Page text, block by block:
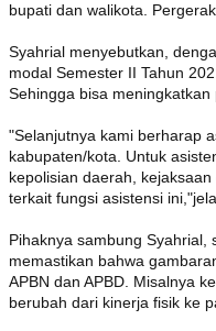
bupati dan walikota.
Syahrial menyebutkan,
modal Semester II Tahun
Sehingga bisa
"Selanjutnya kami berharap
kabupaten/kota. Untuk
kepolisian daerah,
terkait fungsi asistensi
Pihaknya sambung
memastikan bahwa
APBN dan APBD. Misalnya
berubah dari kinerja fisik ke